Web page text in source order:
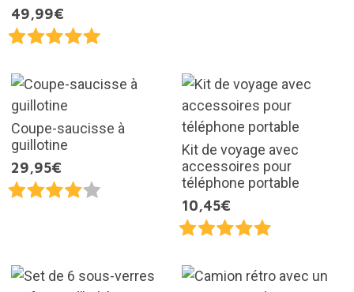
49,99€
Coupe-saucisse à
guillotine
29,95€
Kit de voyage avec
accessoires pour
téléphone portable
10,45€